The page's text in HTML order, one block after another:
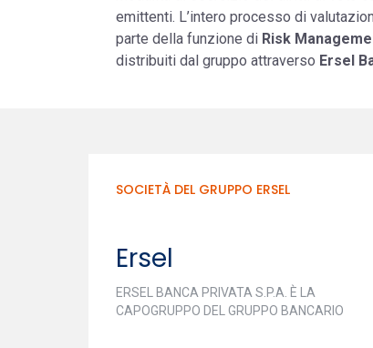
emittenti. L’intero processo di
parte della funzione di Risk
distribuiti dal gruppo attraverso Ersel
SOCIETÀ DEL GRUPPO ERSEL
Ersel
ERSEL BANCA PRIVATA S.P.A. È LA
CAPOGRUPPO DEL GRUPPO BANCARIO